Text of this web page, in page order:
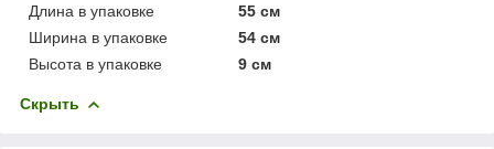
Длина в упаковке
55 см
Ширина в упаковке
54 см
Высота в упаковке
9 см
Скрыть